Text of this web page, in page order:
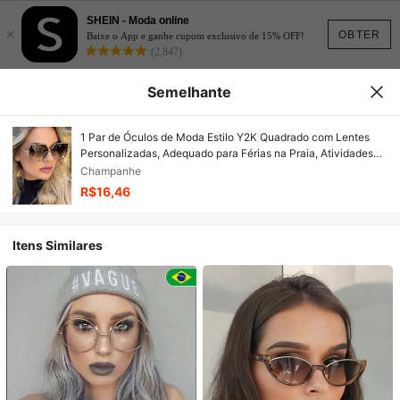
OBTER
×
SHEIN - Moda online
Baixe o App e ganhe cupom exclusivo de 15% OFF!
(2,847)
Semelhante
1 Par de Óculos de Moda Estilo Y2K Quadrado com Lentes
Personalizadas, Adequado para Férias na Praia, Atividades
ao Ar Livre e Viagens, Ideal como Decoração para Festas na
Praia
Champanhe
R$16,46
Itens Similares